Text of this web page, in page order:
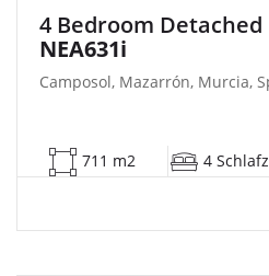
4 Bedroom Detached
NEA631i
Camposol, Mazarrón, Murcia,
711 m2 4